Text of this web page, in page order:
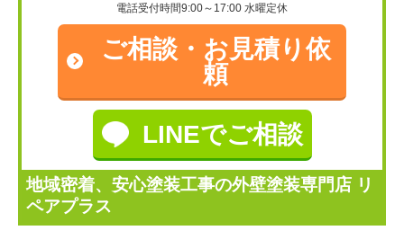
電話受付時間9:00～17:00 水曜定休
ご相談・ お見積り依
頼
LINEでご相談
地域密着、安心塗装工事の外壁塗装専門店 リ
ペアプラス